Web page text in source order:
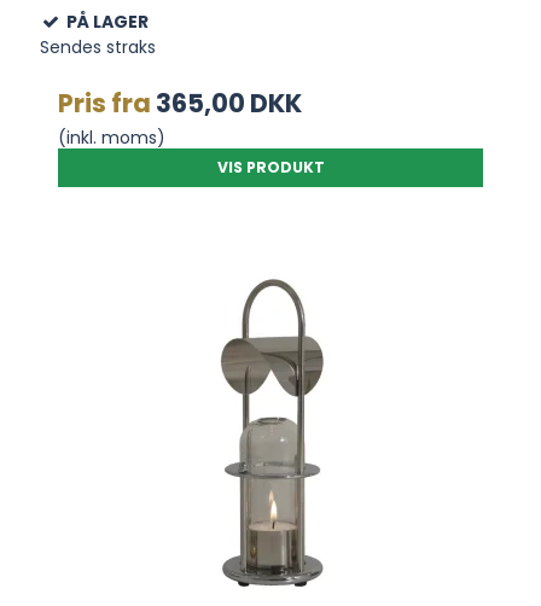
PÅ LAGER
Sendes straks
Pris fra 365,00 DKK
(inkl. moms)
VIS PRODUKT